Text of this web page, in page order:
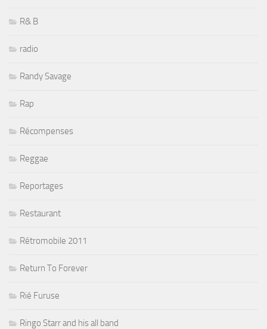
R& B
radio
Randy Savage
Rap
Récompenses
Reggae
Reportages
Restaurant
Rétromobile 2011
Return To Forever
Rié Furuse
Ringo Starr and his all band